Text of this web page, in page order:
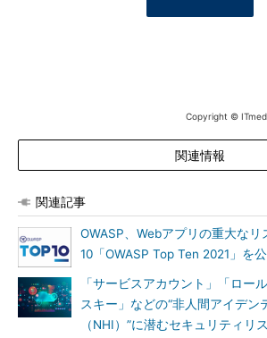
Copyright ©
関連情報
関連記事
OWASP、Webアプリの重大なリ
10「OWASP Top Ten 2021」を
「サービスアカウント」「ロー
スキー」などの“非人間アイデン
（NHI）”に潜むセキュリティ